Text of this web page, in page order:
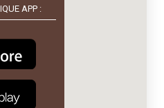
APP :